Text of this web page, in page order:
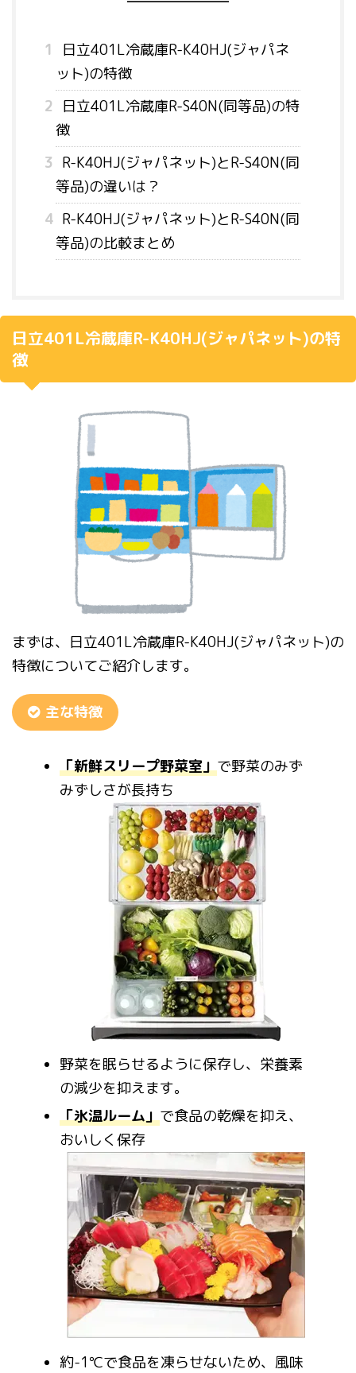
1
日立401L冷蔵庫R-K40HJ(ジャパネ
ット)の特徴
2 日立401L冷蔵庫R-S40N(同等品)の特
徴
3 R-K40HJ(ジャパネット)とR-S40N(同
等品)の違いは？
4 R-K40HJ(ジャパネット)とR-S40N(同
等品)の比較まとめ
日立401L冷蔵庫R-K40HJ(ジャパネット)の特
徴
まずは、日立401L冷蔵庫R-K40HJ(ジャパネット)の
特徴についてご紹介します。
主な特徴
「新鮮スリープ野菜室」で野菜のみず
みずしさが長持ち
野菜を眠らせるように保存し、栄養素
の減少を抑えます。
「氷温ルーム」で食品の乾燥を抑え、
おいしく保存
約-1℃で食品を凍らせないため、風味